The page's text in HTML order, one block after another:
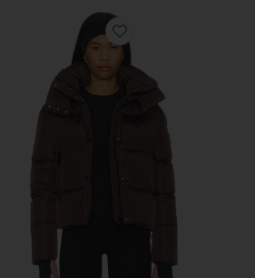
Favorite JORDY ジャケット